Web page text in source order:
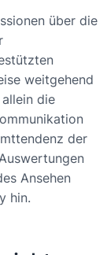
über die
weitgehend
die
der
Ansehen
hin.